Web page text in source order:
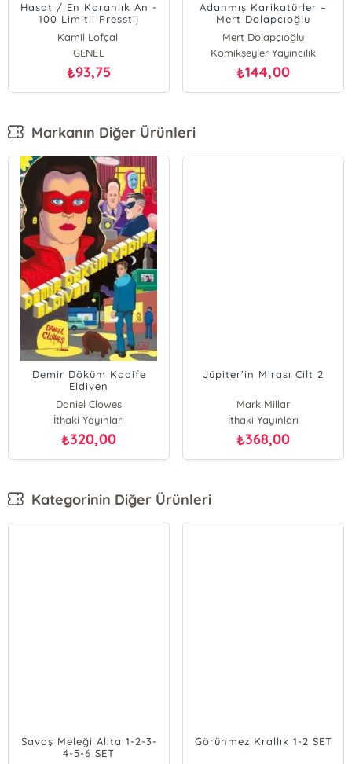
Hasat / En Karanlık An -
100 Limitli Presstij
Dükkan Varyant
Kamil Lofçalı
GENEL
₺93,75
Adanmış Karikatürler –
Mert Dolapçıoğlu
Mert Dolapçıoğlu
Komikşeyler Yayıncılık
₺144,00
Markanın Diğer Ürünleri
Demir Döküm Kadife
Eldiven
Daniel Clowes
İthaki Yayınları
₺320,00
Jüpiter'in Mirası Cilt 2
Mark Millar
İthaki Yayınları
₺368,00
Kategorinin Diğer Ürünleri
Savaş Meleği Alita 1-2-3-
4-5-6 SET
Görünmez Krallık 1-2 SET